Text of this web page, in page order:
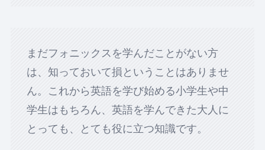
まだフォニックスを学んだことがない方
は、知っておいて損ということはありませ
ん。これから英語を学び始める小学生や中
学生はもちろん、英語を学んできた大人に
とっても、とても役に立つ知識です。